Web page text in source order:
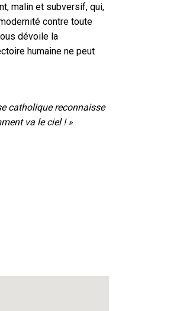
malin et subversif, qui,
contre toute
dévoile la
humaine ne peut
catholique reconnaisse
va le ciel ! »